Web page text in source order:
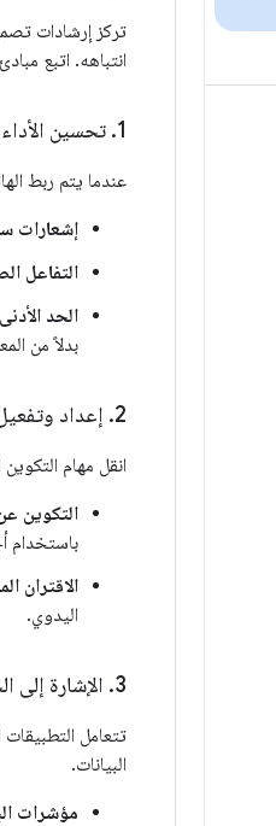
تركز إرشادات
انتباهه. اتبع
1
. تحسين
عندما يتم ربط
إشعارات
التفاعل
الحد
بدلاً من
2
. إعداد
انقل مهام
التكوين
باستخدام
الاقتران
اليدوي.
3
. الإشارة إلى
تتعامل
البيانات.
مؤشرات